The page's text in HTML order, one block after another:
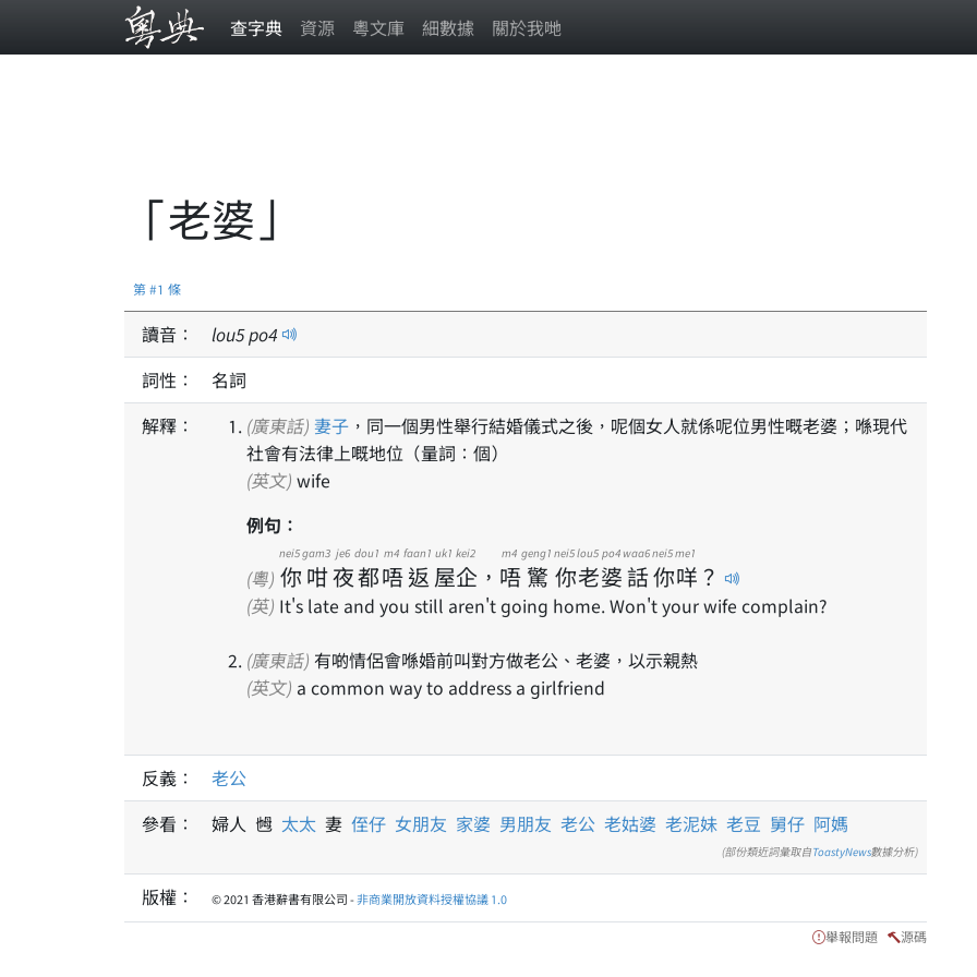
查字典 資源 粵文庫 細數據 關於我哋
「老婆」
第 #1 條
讀音： lou5po4
詞性：
名詞
解釋：
(廣東話) 妻子 ，同一個男性舉行結婚儀式之後，呢個女人就係呢位男性嘅老婆；喺現代
社會有法律上嘅地位（量詞：個）
(英文) wife
例句：
(粵) 你
nei5
咁
gam3
夜
je6
都
dou1
唔
m4
返
faan1
屋
uk1
企
kei2
， 唔
m4
驚
geng1
你
nei5
老
lou5
婆
po4
話
waa6
你
nei5
咩
me1
？
(英) It's late and you still aren't going home. Won't your wife complain?
(廣東話) 有啲情侶會喺婚前叫對方做老公、老婆，以示親熱
(英文) a common way to address a girlfriend
反義：
老公
參看：
婦人 乸 太太 妻 侄仔 女朋友 家婆 男朋友 老公 老姑婆 老泥妹 老豆 舅仔 阿媽
(部份類近詞彙取自ToastyNews數據分析)
版權： © 2021 香港辭書有限公司 -非商業開放資料授權協議 1.0
舉報問題 源碼